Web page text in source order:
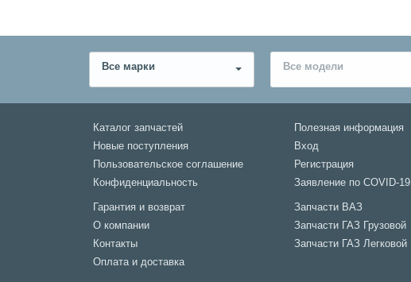
Все марки Все модели
Каталог запчастей
Новые поступления
Пользовательское соглашение
Конфиденциальность
Гарантия и возврат
О компании
Контакты
Оплата и доставка
Полезная информация
Вход
Регистрация
Заявление по COVID-19
Запчасти ВАЗ
Запчасти ГАЗ Грузовой
Запчасти ГАЗ Легковой